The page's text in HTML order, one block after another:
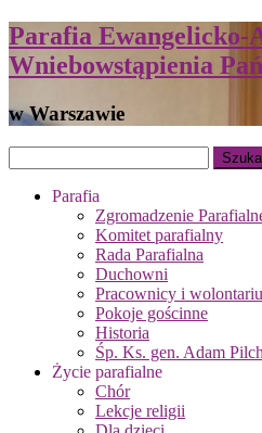
Parafia Ewangelicko-
Wniebowstąpienia
w Warszawie
Parafia
Zgromadzenie
Komitet parafialny
Rada Parafialna
Duchowni
Pracownicy i
Pokoje gościnne
Historia
Śp. Ks. gen. Adam Pilch
Życie parafialne
Chór
Lekcje religii